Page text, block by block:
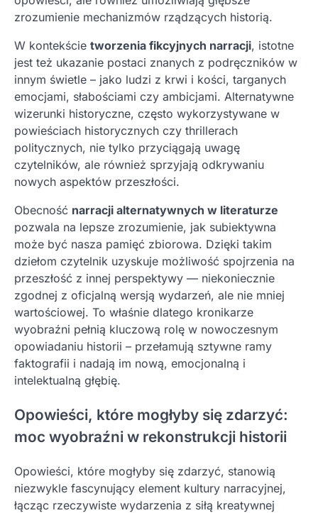
zrozumienie mechanizmów rządzących historią.
W kontekście tworzenia fikcyjnych narracji, istotne
jest też ukazanie postaci znanych z podręczników w
innym świetle – jako ludzi z krwi i kości, targanych
emocjami, słabościami czy ambicjami. Alternatywne
wizerunki historyczne, często wykorzystywane w
powieściach historycznych czy thrillerach
politycznych, nie tylko przyciągają uwagę
czytelników, ale również sprzyjają odkrywaniu
nowych aspektów przeszłości.
Obecność narracji alternatywnych w literaturze
pozwala na lepsze zrozumienie, jak subiektywna
może być nasza pamięć zbiorowa. Dzięki takim
dziełom czytelnik uzyskuje możliwość spojrzenia na
przeszłość z innej perspektywy — niekoniecznie
zgodnej z oficjalną wersją wydarzeń, ale nie mniej
wartościowej. To właśnie dlatego kronikarze
wyobraźni pełnią kluczową rolę w nowoczesnym
opowiadaniu historii – przełamują sztywne ramy
faktografii i nadają im nową, emocjonalną i
intelektualną głębię.
Opowieści, które mogłyby się zdarzyć:
moc wyobraźni w rekonstrukcji historii
Opowieści, które mogłyby się zdarzyć, stanowią
niezwykle fascynujący element kultury narracyjnej,
łącząc rzeczywiste wydarzenia z siłą kreatywnej